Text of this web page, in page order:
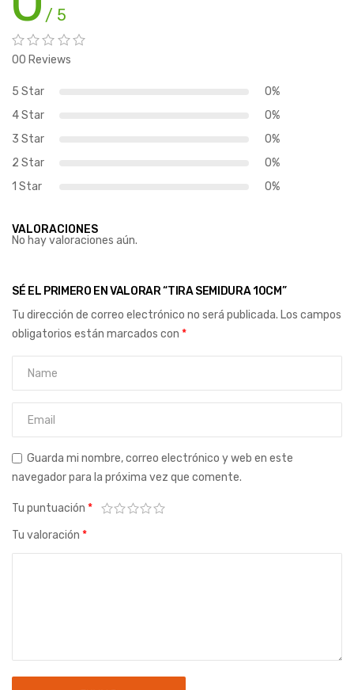
/ 5
00 Reviews
5 Star
0%
4 Star
0%
3 Star
0%
2 Star
0%
1 Star
0%
VALORACIONES
No hay valoraciones aún.
SÉ EL PRIMERO EN VALORAR “TIRA SEMIDURA 10CM”
Tu dirección de correo electrónico no será publicada. Los campos
obligatorios están marcados con *
Guarda mi nombre, correo electrónico y web en este
navegador para la próxima vez que comente.
Tu puntuación *
Tu valoración *